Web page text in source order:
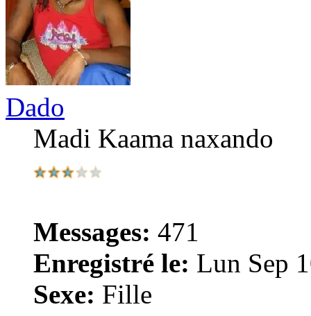
Dado
Madi Kaama naxando
Messages: 471
Enregistré le: Lun Sep
Sexe: Fille